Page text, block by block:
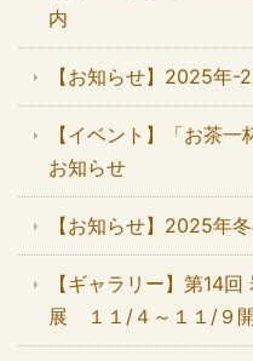
内
【お知らせ】2025年
【イベント】「お茶
お知らせ
【お知らせ】2025年
【ギャラリー】第14
展 １１/４～１１/９